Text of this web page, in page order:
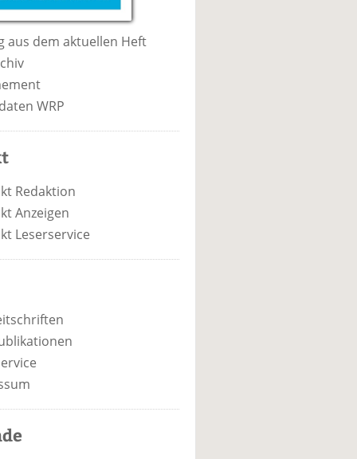
aus dem aktuellen Heft
WRP
Redaktion
Anzeigen
Leserservice